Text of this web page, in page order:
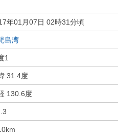
年01月07日 02時31分頃
島湾
1
31.4度
130.6度